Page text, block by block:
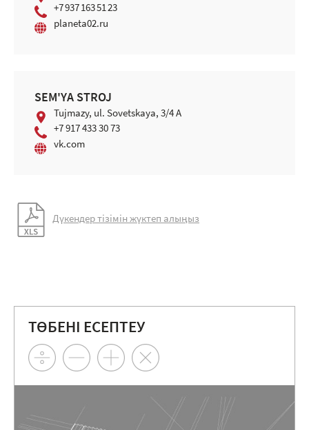
+7 937 163 51 23
planeta02.ru
SEM'YA STROJ
Tujmazy, ul. Sovetskaya, 3/4 A
+7 917 433 30 73
vk.com
Дүкендер тізімін жүктеп алыңыз
ТӨБЕНІ ЕСЕПТЕУ